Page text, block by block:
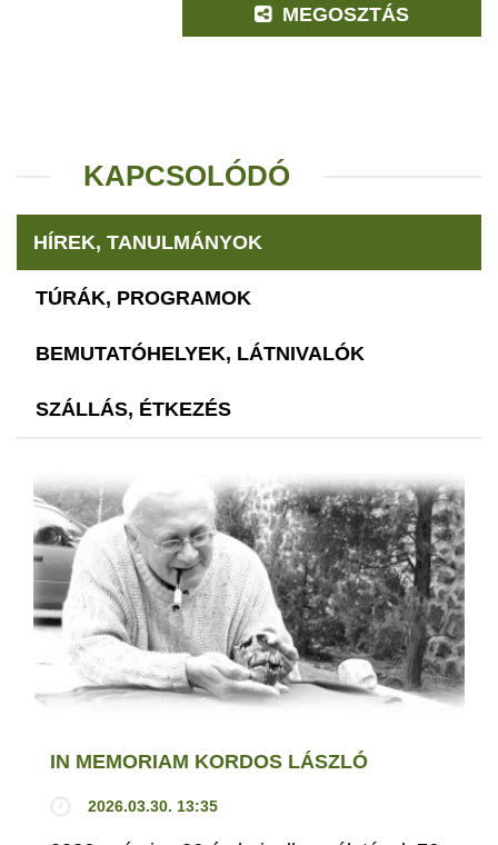
MEGOSZTÁS
KAPCSOLÓDÓ
HÍREK, TANULMÁNYOK
TÚRÁK, PROGRAMOK
BEMUTATÓHELYEK, LÁTNIVALÓK
SZÁLLÁS, ÉTKEZÉS
IN MEMORIAM KORDOS LÁSZLÓ
2026.03.30. 13:35